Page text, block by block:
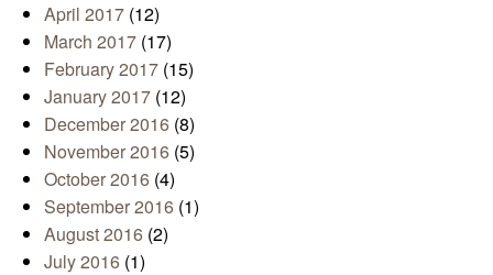
April 2017 (12)
March 2017 (17)
February 2017 (15)
January 2017 (12)
December 2016 (8)
November 2016 (5)
October 2016 (4)
September 2016 (1)
August 2016 (2)
July 2016 (1)